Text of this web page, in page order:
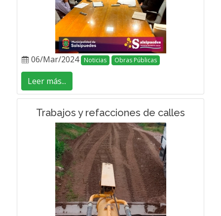
06/Mar/2024 Noticias Obras Públicas
Leer más...
Trabajos y refacciones de calles